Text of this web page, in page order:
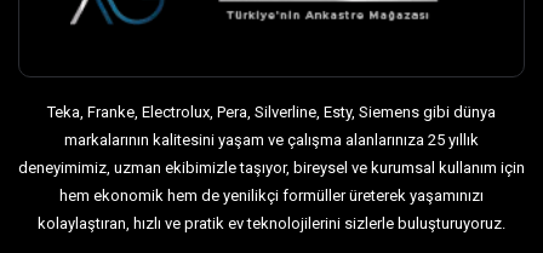
Teka, Franke, Electrolux, Pera, Silverline, Esty, Siemens gibi dünya
markalarının kalitesini yaşam ve çalışma alanlarınıza 25 yıllık
deneyimimiz, uzman ekibimizle taşıyor, bireysel ve kurumsal kullanım için
hem ekonomik hem de yenilikçi formüller üreterek yaşamınızı
kolaylaştıran, hızlı ve pratik ev teknolojilerini sizlerle buluşturuyoruz.